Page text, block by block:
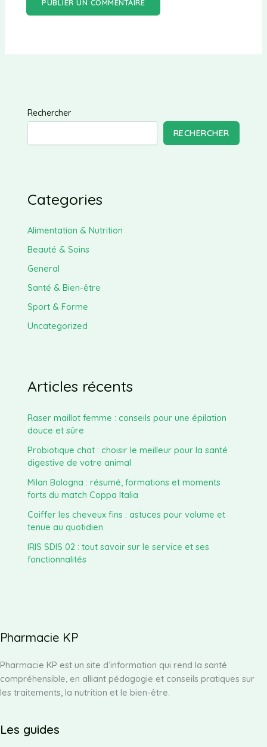
Rechercher
RECHERCHER
Categories
Alimentation & Nutrition
Beauté & Soins
General
Santé & Bien-être
Sport & Forme
Uncategorized
Articles récents
Raser maillot femme : conseils pour une épilation
douce et sûre
Probiotique chat : choisir le meilleur pour la santé
digestive de votre animal
Milan Bologna : résumé, formations et moments
forts du match Coppa Italia
Coiffer les cheveux fins : astuces pour volume et
tenue au quotidien
IRIS SDIS 02 : tout savoir sur le service et ses
fonctionnalités
Pharmacie KP
Pharmacie KP est un site d’information qui rend la santé
compréhensible, en alliant pédagogie et conseils pratiques sur
les traitements, la nutrition et le bien-être.
Les guides